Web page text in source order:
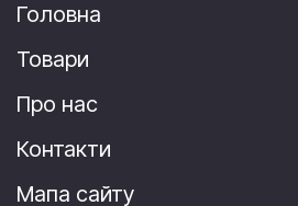
Головна
Товари
Про нас
Контакти
Мапа сайту